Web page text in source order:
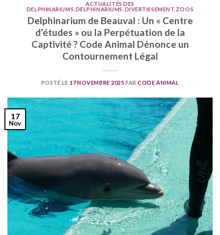
ACTUALITÉS DES
DELPHINARIUMS DELPHINARIUMS DIVERTISSEMENT ZOOS
Delphinarium de Beauval : Un « Centre
d’études » ou la Perpétuation de la
Captivité ? Code Animal Dénonce un
Contournement Légal
POSTÉ LE 17 NOVEMBRE 2025 PARCODE ANIMAL
17
Nov